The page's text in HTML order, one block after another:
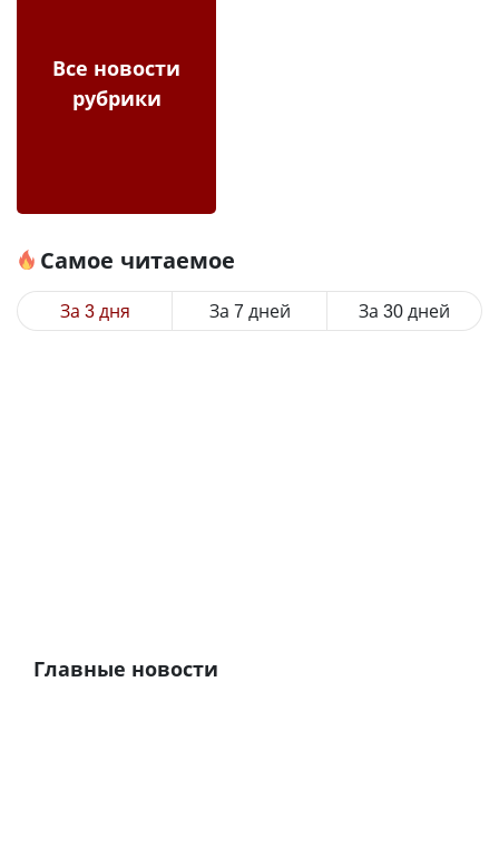
Все новости
рубрики
Самое читаемое
За 3 дня За 7 дней За 30 дней
Главные новости